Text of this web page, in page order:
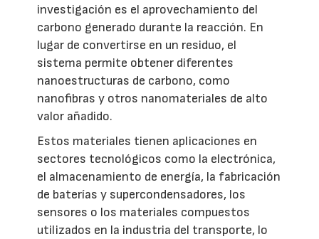
investigación es el aprovechamiento del
carbono generado durante la reacción. En
lugar de convertirse en un residuo, el
sistema permite obtener diferentes
nanoestructuras de carbono, como
nanofibras y otros nanomateriales de alto
valor añadido.
Estos materiales tienen aplicaciones en
sectores tecnológicos como la electrónica,
el almacenamiento de energía, la fabricación
de baterías y supercondensadores, los
sensores o los materiales compuestos
utilizados en la industria del transporte, lo